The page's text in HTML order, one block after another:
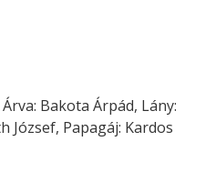
Bakota Árpád, Lány:
József, Papagáj: Kardos